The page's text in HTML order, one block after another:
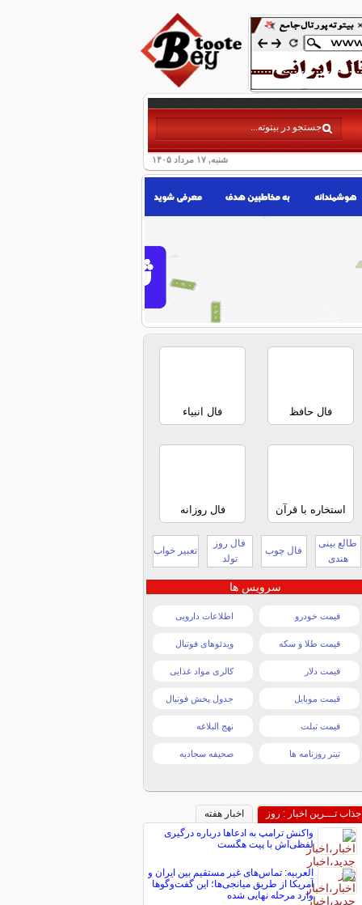
شنبه, ۱۷ مرداد ۱۴۰۵
فال حافظ فال انبیاء
استخاره با قرآن فال روزانه
طالع بینی
هندی
فال چوب
فال روز
تولد
تعبیر خواب
سرویس ها
قیمت خودرو اطلاعات دارویی
قیمت طلا و سکه ویدئوهای فوتبال
قیمت دلار کالری مواد غذایی
قیمت موبایل جدول پخش فوتبال
قیمت تبلت نهج البلاغه
تیتر روزنامه ها صحیفه سجادیه
جذاب تـــرین اخبار : روز
اخبار هفته
واکنش ترامپ به ادعاها درباره درگیری
لفظی‌اش با پیت هگست
العربیه: تماس‌های غیر مستقیم بین ایران و
آمریکا از طریق میانجی‌ها؛ این گفت‌و‌گو‌ها
وارد مرحله نهایی شده